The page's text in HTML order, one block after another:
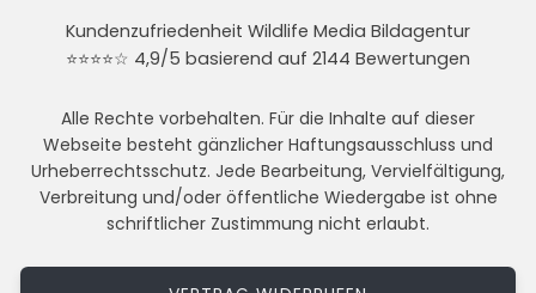
Kundenzufriedenheit Wildlife Media Bildagentur
⭐⭐⭐⭐☆ 4,9/5 basierend auf 2144 Bewertungen
Alle Rechte vorbehalten. Für die Inhalte auf dieser
Webseite besteht gänzlicher Haftungsausschluss und
Urheberrechtsschutz. Jede Bearbeitung, Vervielfältigung,
Verbreitung und/oder öffentliche Wiedergabe ist ohne
schriftlicher Zustimmung nicht erlaubt.